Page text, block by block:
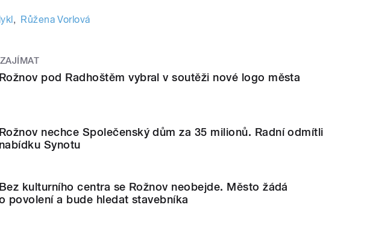
, Růžena Vorlová
Rožnov pod Radhoštěm vybral v soutěži nové logo města
Rožnov nechce Společenský dům za 35 milionů. Radní odmítli
nabídku Synotu
Bez kulturního centra se Rožnov neobejde. Město žádá
povolení a bude hledat stavebníka